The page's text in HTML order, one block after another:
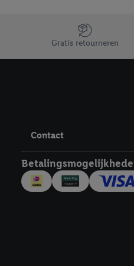
Jouw voordelen bij ons als Lidl
Gratis retourneren
Contact